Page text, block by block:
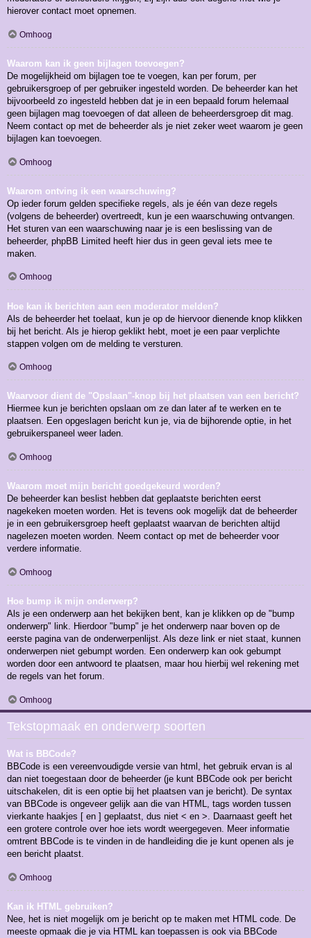
hierover contact moet opnemen.
Omhoog
Waarom kan ik geen bijlagen toevoegen?
De mogelijkheid om bijlagen toe te voegen, kan per forum, per
gebruikersgroep of per gebruiker ingesteld worden. De beheerder kan het
bijvoorbeeld zo ingesteld hebben dat je in een bepaald forum helemaal
geen bijlagen mag toevoegen of dat alleen de beheerdersgroep dit mag.
Neem contact op met de beheerder als je niet zeker weet waarom je geen
bijlagen kan toevoegen.
Omhoog
Waarom ontving ik een waarschuwing?
Op ieder forum gelden specifieke regels, als je één van deze regels
(volgens de beheerder) overtreedt, kun je een waarschuwing ontvangen.
Het sturen van een waarschuwing naar je is een beslissing van de
beheerder, phpBB Limited heeft hier dus in geen geval iets mee te
maken.
Omhoog
Hoe kan ik berichten aan een moderator melden?
Als de beheerder het toelaat, kun je op de hiervoor dienende knop klikken
bij het bericht. Als je hierop geklikt hebt, moet je een paar verplichte
stappen volgen om de melding te versturen.
Omhoog
Waarvoor dient de "Opslaan"-knop bij het plaatsen van een bericht?
Hiermee kun je berichten opslaan om ze dan later af te werken en te
plaatsen. Een opgeslagen bericht kun je, via de bijhorende optie, in het
gebruikerspaneel weer laden.
Omhoog
Waarom moet mijn bericht goedgekeurd worden?
De beheerder kan beslist hebben dat geplaatste berichten eerst
nagekeken moeten worden. Het is tevens ook mogelijk dat de beheerder
je in een gebruikersgroep heeft geplaatst waarvan de berichten altijd
nagelezen moeten worden. Neem contact op met de beheerder voor
verdere informatie.
Omhoog
Hoe bump ik mijn onderwerp?
Als je een onderwerp aan het bekijken bent, kan je klikken op de "bump
onderwerp" link. Hierdoor "bump" je het onderwerp naar boven op de
eerste pagina van de onderwerpenlijst. Als deze link er niet staat, kunnen
onderwerpen niet gebumpt worden. Een onderwerp kan ook gebumpt
worden door een antwoord te plaatsen, maar hou hierbij wel rekening met
de regels van het forum.
Omhoog
Tekstopmaak en onderwerp soorten
Wat is BBCode?
BBCode is een vereenvoudigde versie van html, het gebruik ervan is al
dan niet toegestaan door de beheerder (je kunt BBCode ook per bericht
uitschakelen, dit is een optie bij het plaatsen van je bericht). De syntax
van BBCode is ongeveer gelijk aan die van HTML, tags worden tussen
vierkante haakjes [ en ] geplaatst, dus niet < en >. Daarnaast geeft het
een grotere controle over hoe iets wordt weergegeven. Meer informatie
omtrent BBCode is te vinden in de handleiding die je kunt openen als je
een bericht plaatst.
Omhoog
Kan ik HTML gebruiken?
Nee, het is niet mogelijk om je bericht op te maken met HTML code. De
meeste opmaak die je via HTML kan toepassen is ook via BBCode